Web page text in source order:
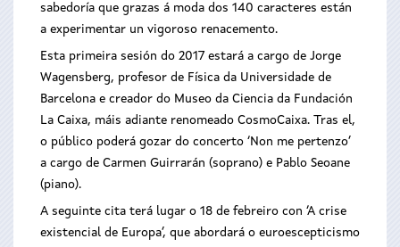
sabedoría que grazas á moda dos 140 caracteres están
a experimentar un vigoroso renacemento.
Esta primeira sesión do 2017 estará a cargo de Jorge
Wagensberg, profesor de Física da Universidade de
Barcelona e creador do Museo da Ciencia da Fundación
La Caixa, máis adiante renomeado CosmoCaixa. Tras el,
o público poderá gozar do concerto ‘Non me pertenzo’
a cargo de Carmen Guirrarán (soprano) e Pablo Seoane
(piano).
A seguinte cita terá lugar o 18 de febreiro con ‘A crise
existencial de Europa’, que abordará o euroescepticismo